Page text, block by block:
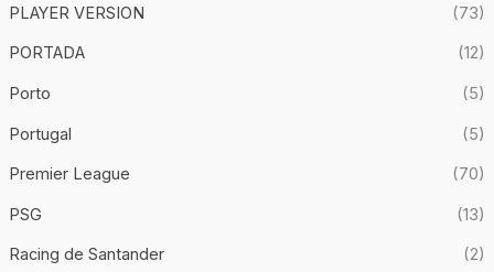
PLAYER VERSION (73)
PORTADA (12)
Porto (5)
Portugal (5)
Premier League (70)
PSG (13)
Racing de Santander (2)